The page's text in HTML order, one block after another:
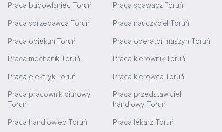
Praca budowlaniec Toruń Praca spawacz Toruń
Praca sprzedawca Toruń Praca nauczyciel Toruń
Praca opiekun Toruń Praca operator maszyn Toruń
Praca mechanik Toruń Praca kierownik Toruń
Praca elektryk Toruń Praca kierowca Toruń
Praca pracownik biurowy
Toruń
Praca przedstawiciel
handlowy Toruń
Praca handlowiec Toruń Praca lekarz Toruń